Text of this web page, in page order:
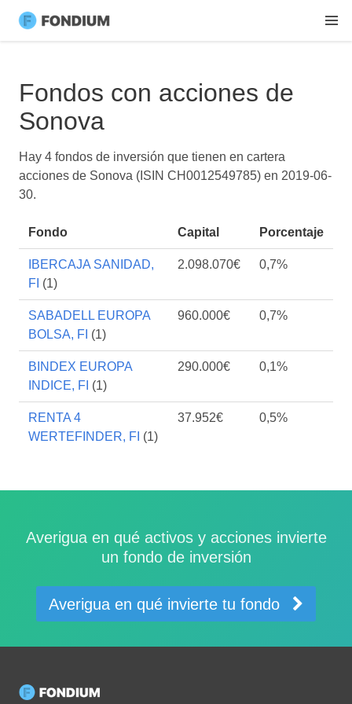
Fondos con acciones de
Sonova
Hay 4 fondos de inversión que tienen en cartera
acciones de Sonova (ISIN CH0012549785) en 2019-06-
30.
Fondo Capital Porcentaje
IBERCAJA SANIDAD,
FI (1)
2.098.070€ 0,7%
SABADELL EUROPA
BOLSA, FI (1)
960.000€ 0,7%
BINDEX EUROPA
INDICE, FI (1)
290.000€ 0,1%
RENTA 4
WERTEFINDER, FI (1)
37.952€ 0,5%
Averigua en qué activos y acciones invierte
un fondo de inversión
Averigua en qué invierte tu fondo